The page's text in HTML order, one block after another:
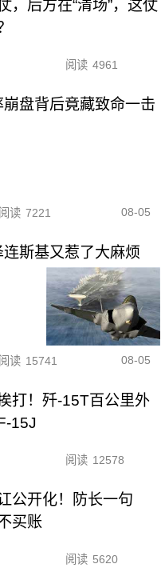
，后方在“清场”，这仗
阅读 4961
盘背后竟藏致命一击
阅读 7221 08-05
斯基又惹了大麻烦
阅读 15741 08-05
打！歼-15T百公里外
15J
阅读 12578
公开化！防长一句
买账
阅读 5620